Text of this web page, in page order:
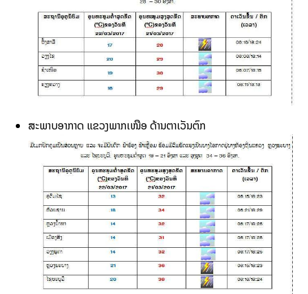
ສະພາບອາກາດ ແຂວງພາກເໜືອ ດ້ານຕາເວັນຕົກ